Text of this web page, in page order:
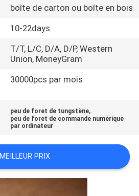
boîte de carton ou boîte en bois
10-22days
T/T, L/C, D/A, D/P, Western
Union, MoneyGram
30000pcs par mois
peu de foret de tungstène,
peu de foret de commande numérique
par ordinateur
MEILLEUR PRIX